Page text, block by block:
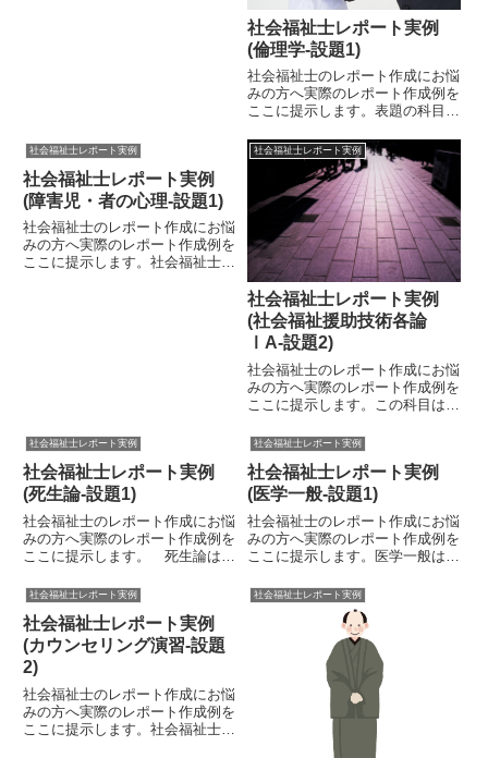
社会福祉士レポート実例
(倫理学-設題1)
社会福祉士のレポート作成にお悩
みの方へ実際のレポート作成例を
ここに提示します。表題の科目
ことが多いです。編入ではなく、
1年次入学した方は、履修すると
社会福祉の理解が進みますので登
録してみてはいかがでしょうか。
...
社会福祉士レポート実例
社会福祉士レポート実例
(障害児・者の心理-設題1)
社会福祉士のレポート作成にお悩
みの方へ実際のレポート作成例を
ここに提示します。社会福祉士
社会福祉士レポート実例
社会福祉士レポート実例
(社会福祉援助技術各論
ⅠA-設題2)
社会福祉士のレポート作成にお悩
みの方へ実際のレポート作成例を
ここに提示します。この科目は、
ワークという各論を学ぶ科目で
試験科目である「相談援助の理論
と方法」に該当する科目です。大
社会福祉士レポート実例
社会福祉士レポート実例
(死生論-設題1)
社会福祉士のレポート作成にお悩
みの方へ実際のレポート作成例を
ここに提示します。 死生論は、
価値観を考える学問です。最近で
望や指針を決めたり、そのための
手続きを済ませておくこと)な
ん...
社会福祉士レポート実例
社会福祉士レポート実例
(医学一般-設題1)
社会福祉士のレポート作成にお悩
みの方へ実際のレポート作成例を
ここに提示します。医学一般は、
もが履修する科目です。国家試験
での科目名は「人体の構造と機能
及び疾病」となっていますが、大
学で履修する際の科目名は必ず
社会福祉士レポート実例
社会福祉士レポート実例
(カウンセリング演習-設題
2)
社会福祉士のレポート作成にお悩
みの方へ実際のレポート作成例を
ここに提示します。社会福祉士
社会福祉士レポート実例